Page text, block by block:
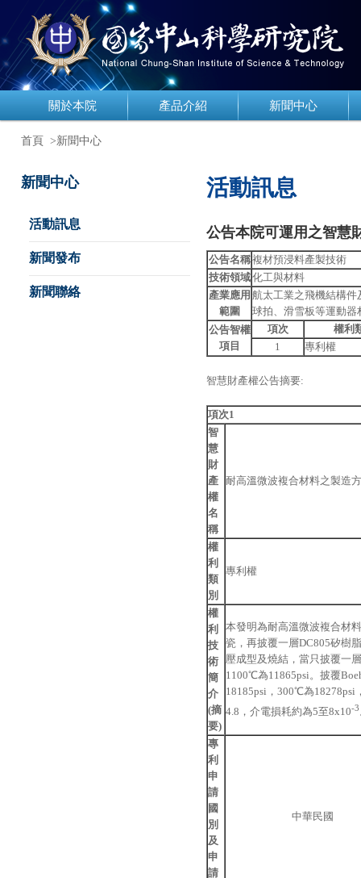
關於本院 產品介紹 新聞中心
首頁 >新聞中心
新聞中心
活動訊息
新聞發布
新聞聯絡
活動訊息
公告本院可運用之智慧
公告名稱複材預浸料產製技術
技術領域化工與材料
產業應用
範圍
航太工業之飛機結構
球拍、滑雪板等運動
公告智權
項目
項次
權利
1
專利權
智慧財產權公告摘要:
項次1
智
慧
財
產
權
名
稱
耐高溫微波複合材料之製造
權
利
類
別
專利權
權
利
技
術
簡
介
(摘
要)
本發明為耐高溫微波複合材
瓷，再披覆一層DC805矽樹
壓成型及燒結，當只披覆一
1100℃為11865psi。披覆
18185psi，300℃為
4.8，介電損耗約為5至8x10-3
專
利
申
請
國
別
及
申
請
中華民國